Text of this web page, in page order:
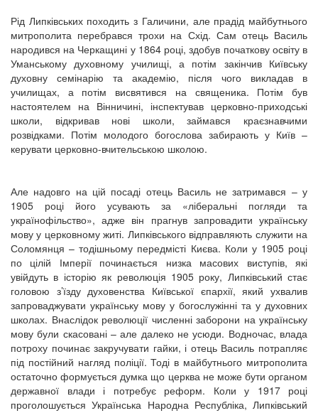
Рід Липківських походить з Галичини, але прадід майбутнього
митрополита перебрався трохи на Схід. Сам отець Василь
народився на Черкащині у 1864 році, здобув початкову освіту в
Уманському духовному училищі, а потім закінчив Київську
духовну семінарію та академію, після чого викладав в
училищах, а потім висвятився на священика. Потім був
настоятелем на Вінничині, інспектував церковно-приходські
школи, відкривав нові школи, займався краєзнавчими
розвідками. Потім молодого богослова забирають у Київ –
керувати церковно-вчительською школою.
Але надовго на цій посаді отець Василь не затримався – у
1905 році його усувають за «ліберальні погляди та
українофільство», адже він прагнув запровадити українську
мову у церковному житі. Липківського відправляють служити на
Соломянця – тодішньому передмісті Києва. Коли у 1905 році
по цілій Імперії починається низка масових виступів, які
увійдуть в історію як революція 1905 року, Липківський стає
головою з’їзду духовенства Київської єпархії, який ухвалив
запроваджувати українську мову у богослужінні та у духовних
школах. Внаслідок революції численні заборони на українську
мову були скасовані – але далеко не усюди. Водночас, влада
потроху починає закручувати гайки, і отець Василь потрапляє
під постійний нагляд поліції. Тоді в майбутнього митрополита
остаточно формується думка що церква не може бути органом
державної влади і потребує реформ. Коли у 1917 році
проголошується Українська Народна Республіка, Липківський